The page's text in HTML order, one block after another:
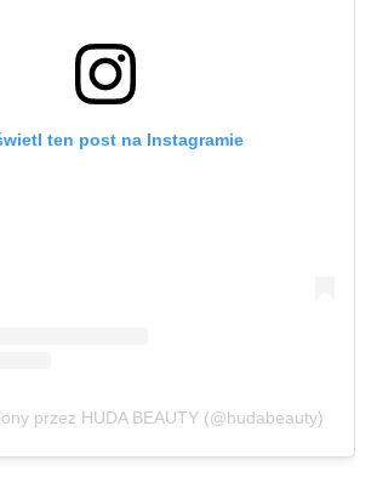
ten post na Instagramie
przez HUDA BEAUTY (@hudabeauty)